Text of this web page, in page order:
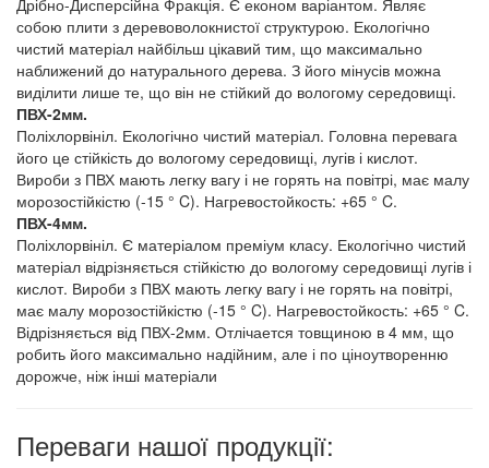
собою плити з деревоволокнистої структурою. Екологічно
чистий матеріал найбільш цікавий тим, що максимально
наближений до натурального дерева. З його мінусів можна
виділити лише те, що він не стійкий до вологому середовищі.
ПВХ-2мм.
Поліхлорвініл. Екологічно чистий матеріал. Головна перевага
його це стійкість до вологому середовищі, лугів і кислот.
Вироби з ПВХ мають легку вагу і не горять на повітрі, має малу
морозостійкістю (-15 ° C). Нагревостойкость: +65 ° C.
ПВХ-4мм.
Поліхлорвініл. Є матеріалом преміум класу. Екологічно чистий
матеріал відрізняється стійкістю до вологому середовищі лугів і
кислот. Вироби з ПВХ мають легку вагу і не горять на повітрі,
має малу морозостійкістю (-15 ° C). Нагревостойкость: +65 ° C.
Відрізняється від ПВХ-2мм. Отлічается товщиною в 4 мм, що
робить його максимально надійним, але і по ціноутворенню
дорожче, ніж інші матеріали
Переваги нашої продукції: